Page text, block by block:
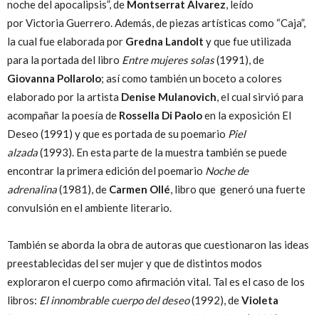
noche del apocalipsis”, de Montserrat Álvarez, leído
por Victoria Guerrero. Además, de piezas artísticas como “Caja”,
la cual fue elaborada por Gredna Landolt y que fue utilizada
para la portada del libro Entre mujeres solas(1991), de
Giovanna Pollarolo; así como también un boceto a colores
elaborado por la artista Denise Mulanovich, el cual sirvió para
acompañar la poesía de Rossella Di Paoloen la exposición El
Deseo (1991) y que es portada de su poemario Piel
alzada(1993). En esta parte de la muestra también se puede
encontrar la primera edición del poemario Noche de
adrenalina(1981), de Carmen Ollé, libro que generó una fuerte
convulsión en el ambiente literario.
También se aborda la obra de autoras que cuestionaron las ideas
preestablecidas del ser mujer y que de distintos modos
exploraron el cuerpo como afirmación vital. Tal es el caso de los
libros: El innombrable cuerpo del deseo(1992), deVioleta